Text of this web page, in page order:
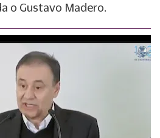
o Gustavo Madero.